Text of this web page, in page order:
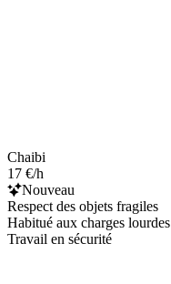
Chaibi
17 €/h
Nouveau
Respect des objets fragiles
Habitué aux charges lourdes
Travail en sécurité